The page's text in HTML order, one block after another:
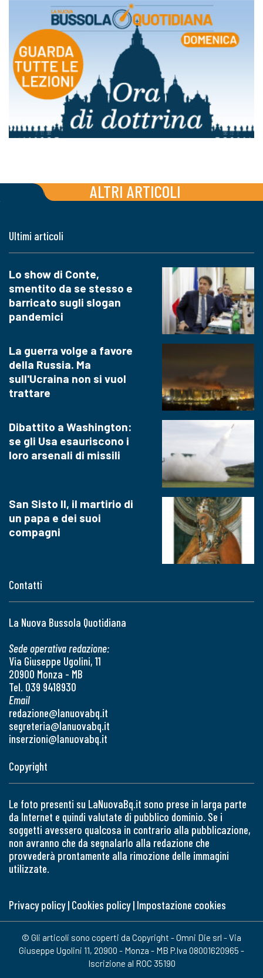
ALTRI ARTICOLI
Contatti
La Nuova Bussola Quotidiana
Sede operativa redazione:
Via Giuseppe Ugolini, 11
20900 Monza - MB
Tel. 039 9418930
Email
redazione@lanuovabq.it
segreteria@lanuovabq.it
inserzioni@lanuovabq.it
Ultimi articoli
Lo show di Conte,
smentito da se stesso e
barricato sugli slogan
pandemici
La guerra volge a favore
della Russia. Ma
sull'Ucraina non si vuol
trattare
Dibattito a Washington:
se gli Usa esauriscono i
loro arsenali di missili
San Sisto II, il martirio di
un papa e dei suoi
compagni
Copyright
Le foto presenti su LaNuovaBq.it sono prese in larga parte
da Internet e quindi valutate di pubblico dominio. Se i
soggetti avessero qualcosa in contrario alla pubblicazione,
non avranno che da segnalarlo alla redazione che
provvederà prontamente alla rimozione delle immagini
utilizzate.
Privacy policy| Cookies policy| Impostazione cookies
© Gli articoli sono coperti da Copyright - Omni Die srl - Via
Giuseppe Ugolini 11, 20900 - Monza - MB P.Iva 08001620965 -
Iscrizione al ROC 35190